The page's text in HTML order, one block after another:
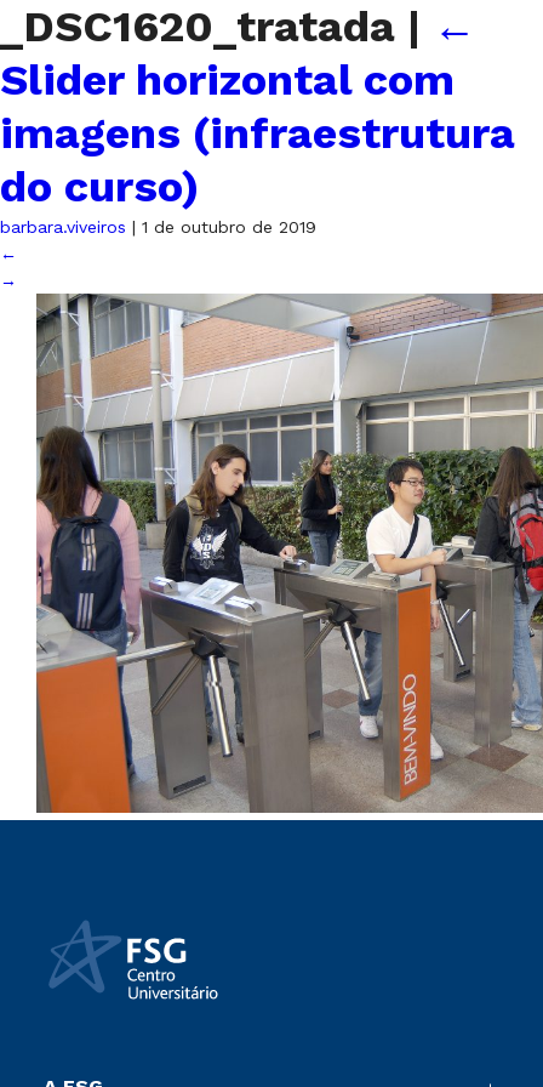
_DSC1620_tratada | ←
Slider horizontal com
imagens (infraestrutura
do curso)
barbara.viveiros | 1 de outubro de 2019
←
→